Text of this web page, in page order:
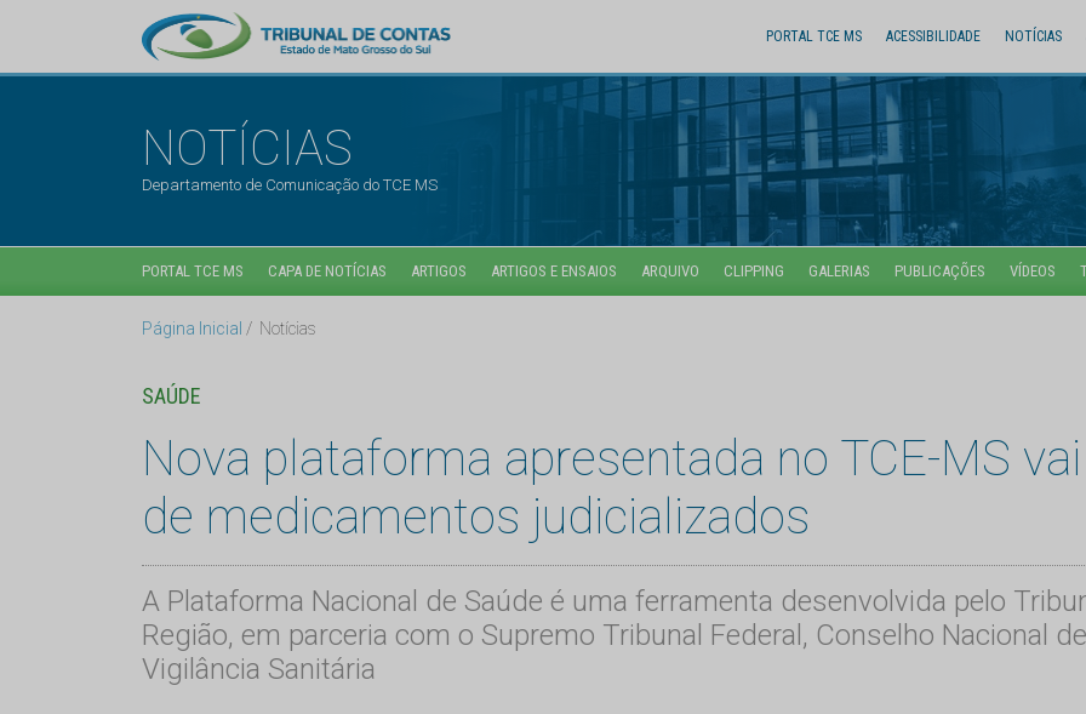
PORTAL TCE MS ACESSIBILIDADE NOTÍCIAS
NOTÍCIAS
Departamento de Comunicação do TCE MS
PORTAL TCE MS CAPA DE NOTÍCIAS ARTIGOS ARTIGOS E ENSAIOS ARQUIVO CLIPPING GALERIAS PUBLICAÇÕES VÍDEOS
Página Inicial Notícias
SAÚDE
Nova plataforma apresentada no TCE-MS
de medicamentos judicializados
A Plataforma Nacional de Saúde é uma ferramenta desenvolvida pelo
Região, em parceria com o Supremo Tribunal Federal, Conselho Nacional
Vigilância Sanitária